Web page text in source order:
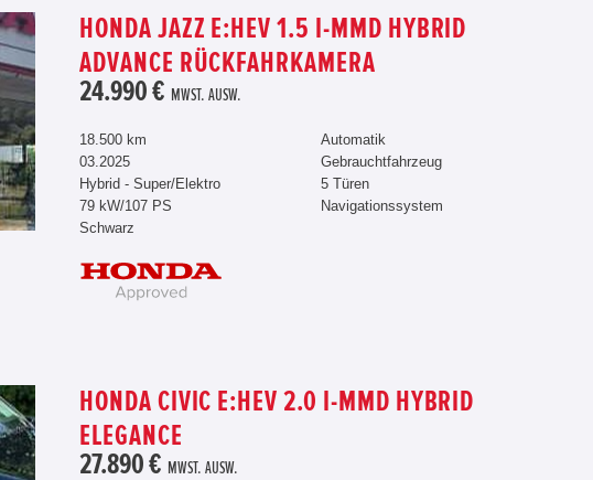
HONDA JAZZ E:HEV 1.5 I-MMD HYBRID
ADVANCE RÜCKFAHRKAMERA
24.990 € MWST. AUSW.
18.500 km
03.2025
Hybrid - Super/Elektro
79 kW/107 PS
Schwarz
Automatik
Gebrauchtfahrzeug
5 Türen
Navigationssystem
HONDA CIVIC E:HEV 2.0 I-MMD HYBRID
ELEGANCE
27.890 € MWST. AUSW.